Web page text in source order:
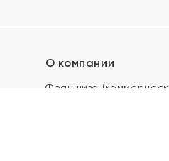
О компании
Франшиза